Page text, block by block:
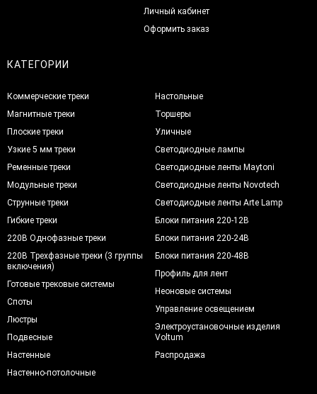
Личный кабинет
Оформить заказ
КАТЕГОРИИ
Коммерческие треки
Магнитные треки
Плоские треки
Узкие 5 мм треки
Ременные треки
Модульные треки
Струнные треки
Гибкие треки
220В Однофазные треки
220В Трехфазные треки (3 группы
включения)
Готовые трековые системы
Споты
Люстры
Подвесные
Настенные
Настенно-потолочные
Настольные
Торшеры
Уличные
Светодиодные лампы
Светодиодные ленты Maytoni
Светодиодные ленты Novotech
Светодиодные ленты Arte Lamp
Блоки питания 220-12В
Блоки питания 220-24В
Блоки питания 220-48В
Профиль для лент
Неоновые системы
Управление освещением
Электроустановочные изделия
Voltum
Распродажа